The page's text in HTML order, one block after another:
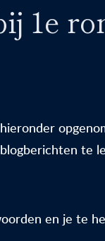
1e
en je te